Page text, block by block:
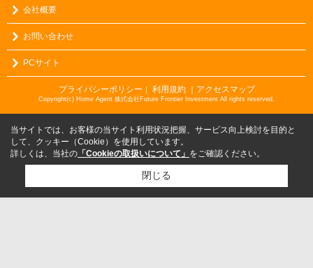
会社概要
お問い合わせ
PCサイト
プライバシーポリシー 利用規約 ｜アクセスマップ
Copyright(c) Home Agent 株式会社Future Frontier Investment All rights reserved.
当サイトでは、お客様の当サイト利用状況把握、サービス向上検討を目的と
して、クッキー（Cookie）を使用しています。
詳しくは、当社の 「Cookieの取扱いについて」 をご確認ください。
閉じる